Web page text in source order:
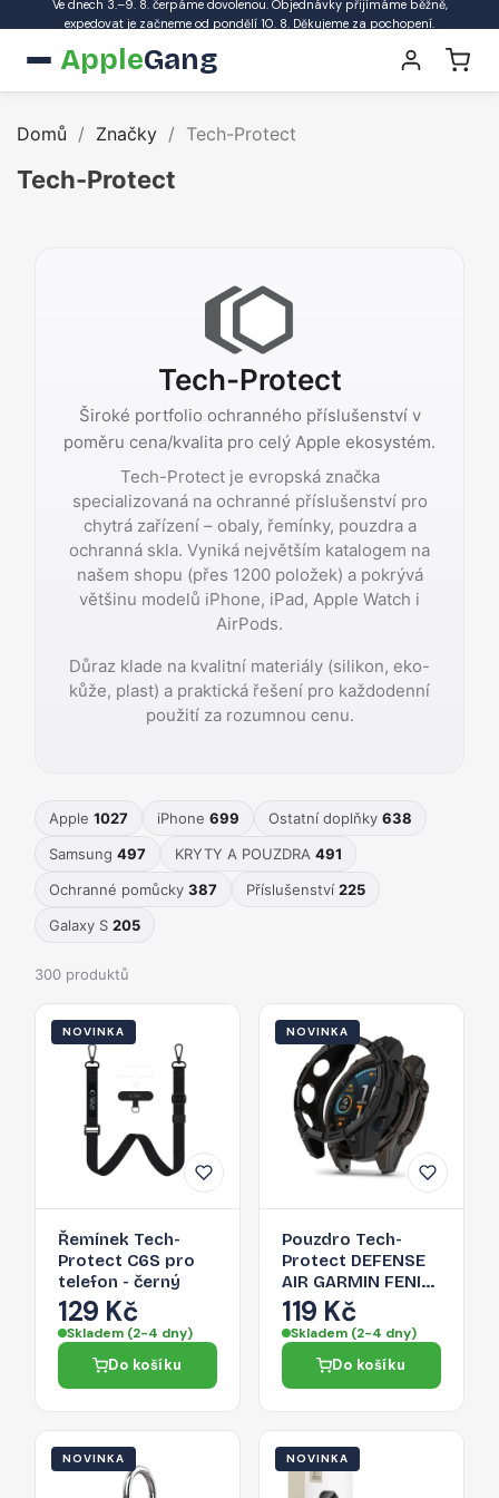
Ve dnech 3.–9. 8. čerpáme dovolenou. Objednávky přijímáme běžně,
expedovat je začneme od pondělí 10. 8. Děkujeme za pochopení.
AppleGang
Domů Značky Tech-Protect
Tech-Protect
Tech-Protect
Široké portfolio ochranného příslušenství v
poměru cena/kvalita pro celý Apple ekosystém.
Tech-Protect je evropská značka
specializovaná na ochranné příslušenství pro
chytrá zařízení – obaly, řemínky, pouzdra a
ochranná skla. Vyniká největším katalogem na
našem shopu (přes 1200 položek) a pokrývá
většinu modelů iPhone, iPad, Apple Watch i
AirPods.
Důraz klade na kvalitní materiály (silikon, eko-
kůže, plast) a praktická řešení pro každodenní
použití za rozumnou cenu.
Apple 1027 iPhone 699 Ostatní doplňky 638
Samsung 497 KRYTY A POUZDRA 491
Ochranné pomůcky 387 Příslušenství 225
Galaxy S 205
300 produktů
NOVINKA
Řemínek Tech-
Protect C6S pro
telefon - černý
129 Kč
Skladem (2-4 dny)
Do košíku
NOVINKA
Pouzdro Tech-
Protect DEFENSE
AIR GARMIN FENIX
8 (47 MM) pro
Garmin Fenix 8 (47
mm) - black
119 Kč
Skladem (2-4 dny)
Do košíku
NOVINKA NOVINKA